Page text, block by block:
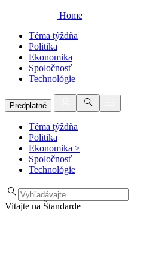
Home
Téma týždňa
Politika
Ekonomika
Spoločnosť
Technológie
Predplatné
Téma týždňa
Politika
Ekonomika >
Spoločnosť
Technológie
Vitajte na Štandarde